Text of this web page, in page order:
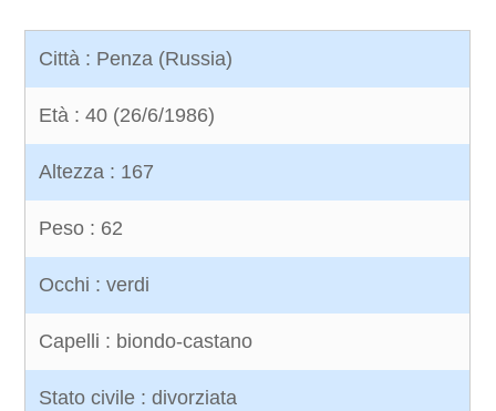
Città : Penza (Russia)
Età : 40 (26/6/1986)
Altezza : 167
Peso : 62
Occhi : verdi
Capelli : biondo-castano
Stato civile : divorziata